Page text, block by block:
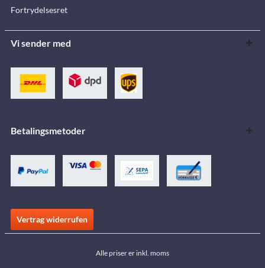
Fortrydelsesret
Vi sender med
Betalingsmetoder
Vertrag widerrufen
Alle priser er inkl. moms